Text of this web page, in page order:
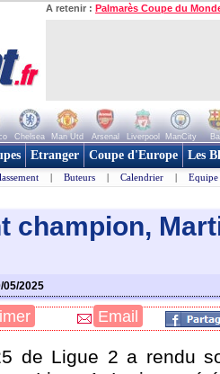
A retenir : Palmarès Coupe du
Chelsea Man Utd Arsenal Liverpool ManCity
Etranger Coupe d'Europe Les
| Buteurs | Calendrier | Equipe
champion,
05/2025
Email
de Ligue 2 a rendu